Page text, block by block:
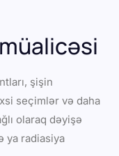
şişin
seçimlər və daha
olaraq dəyişə
ya radiasiya